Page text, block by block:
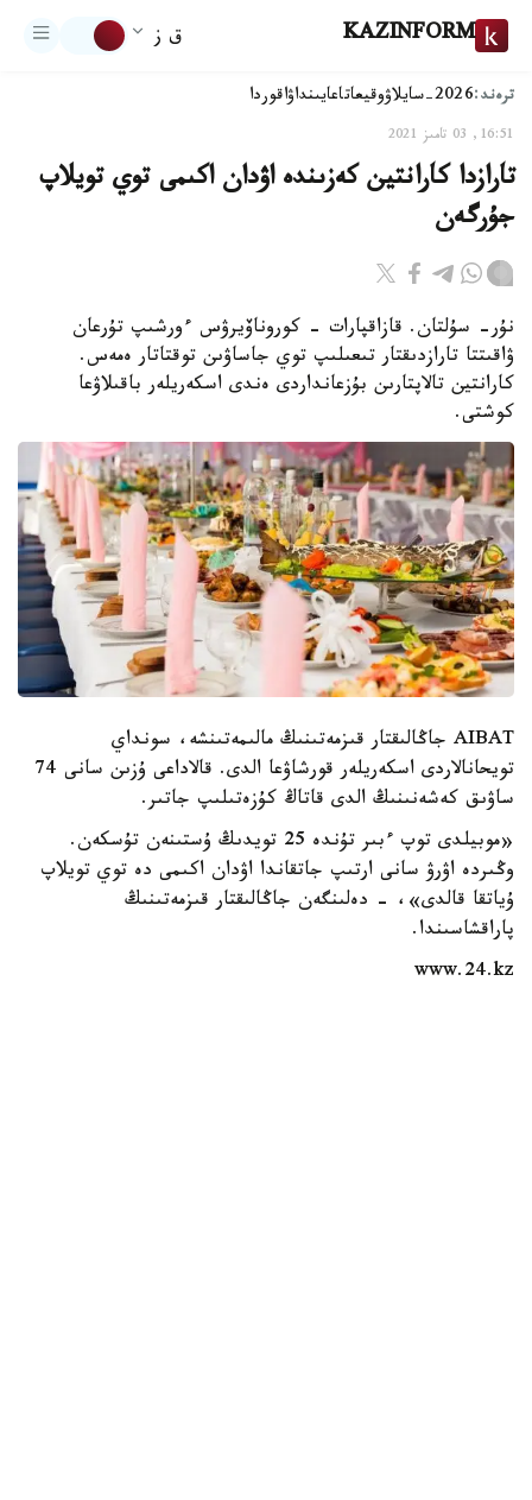
KAZINFORM ق ز
ترەند:2026-سايلاۋ وقيعاتاعايىنداۋاقوردا
16:51, 03 تامىز 2021
تارازدا كارانتين كەزىندە اۋدان اكىمى توي تويلاپ
جۇرگەن
نۇر- سۇلتان. قازاقپارات - كوروناۆيرۋس ءورشىپ تۇرعان
ۋاقىتتا تارازدىقتار تىعىلىپ توي جاساۋىن توقتاتار ەمەس.
كارانتين تالاپتارىن بۇزعانداردى ەندى اسكەريلەر باقىلاۋعا
كوشتى.
AIBAT جاڭالىقتار قىزمەتىنىڭ مالىمەتىنشە، سونداي
تويحانالاردى اسكەريلەر قورشاۋعا الدى. قالاداعى ۇزىن سانى 74
ساۋىق كەشەنىنىڭ الدى قاتاڭ كۇزەتىلىپ جاتىر.
«موبيلدى توپ ءبىر تۇندە 25 تويدىڭ ۇستىنەن تۇسكەن.
وڭىردە اۋرۋ سانى ارتىپ جاتقاندا اۋدان اكىمى دە توي تويلاپ
ۇياتقا قالدى»، - دەلىنگەن جاڭالىقتار قىزمەتىنىڭ
پاراقشاسىندا.
www.24.kz